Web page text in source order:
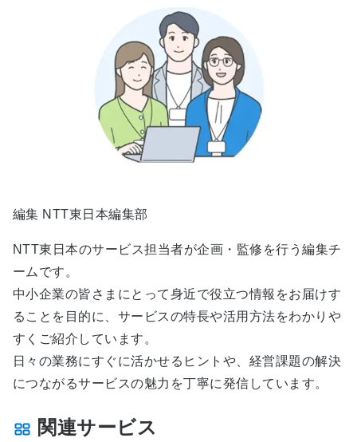
編集 NTT東日本編集部
NTT東日本のサービス担当者が企画・監修を行う編集チ
ームです。
中小企業の皆さまにとって身近で役立つ情報をお届けす
ることを目的に、サービスの特長や活用方法をわかりや
すくご紹介しています。
日々の業務にすぐに活かせるヒントや、経営課題の解決
につながるサービスの魅力を丁寧に発信しています。
関連サービス